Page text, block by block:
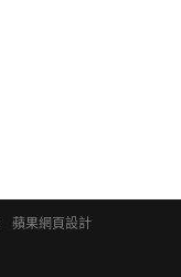
蘋果網頁設計